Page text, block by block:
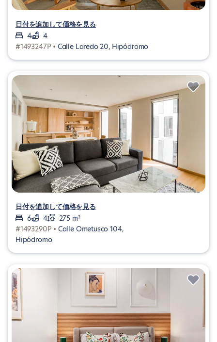
日付を追加して価格を見る
4
4
#1493247P • Calle Laredo 20, Hipódromo
日付を追加して価格を見る
6
4
275 m²
#1493290P • Calle Ometusco 104,
Hipódromo